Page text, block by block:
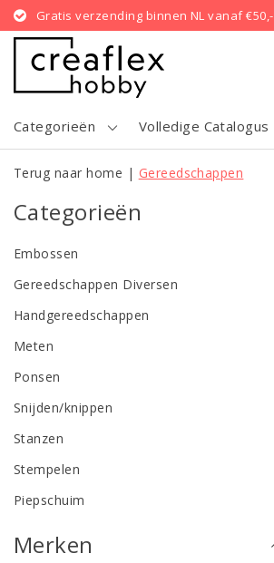
Gratis verzending binnen NL vanaf €50,-
Categorieën Volledige Catalogus
Terug naar home | Gereedschappen
Categorieën
Embossen
Gereedschappen Diversen
Handgereedschappen
Meten
Ponsen
Snijden/knippen
Stanzen
Stempelen
Piepschuim
Merken